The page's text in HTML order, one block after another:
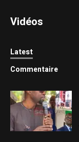
Vidéos
Latest
Commentaire